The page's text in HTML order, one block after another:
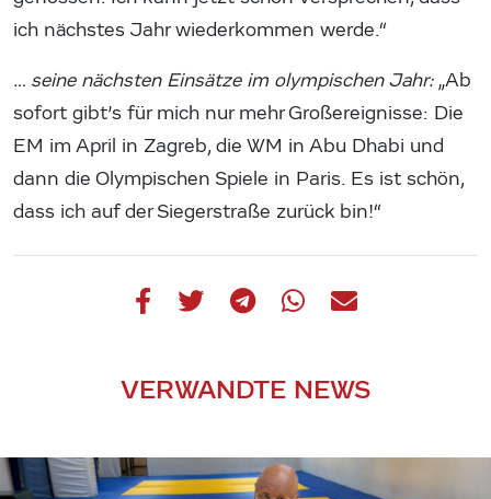
ich nächstes Jahr wiederkommen werde.“
… seine nächsten Einsätze im olympischen Jahr:„Ab
sofort gibt’s für mich nur mehr Großereignisse: Die
EM im April in Zagreb, die WM in Abu Dhabi und
dann die Olympischen Spiele in Paris. Es ist schön,
dass ich auf der Siegerstraße zurück bin!“
VERWANDTE NEWS